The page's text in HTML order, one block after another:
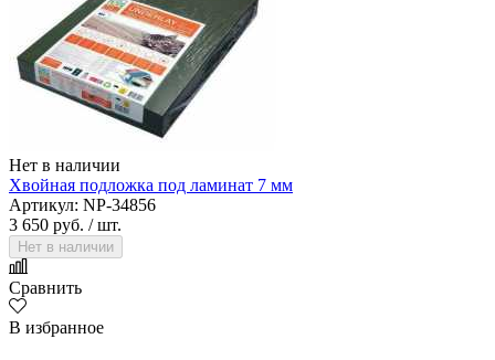
Нет в наличии
Хвойная подложка под ламинат 7 мм
Артикул: NP-34856
3 650 руб. / шт.
Нет в наличии
Сравнить
В избранное